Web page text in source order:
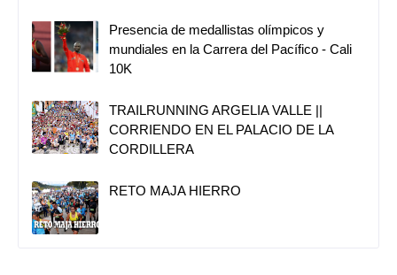
Presencia de medallistas olímpicos y
mundiales en la Carrera del Pacífico - Cali
10K
TRAILRUNNING ARGELIA VALLE ||
CORRIENDO EN EL PALACIO DE LA
CORDILLERA
RETO MAJA HIERRO